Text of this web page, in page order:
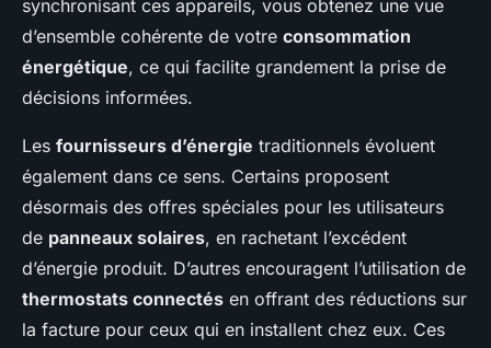
synchronisant ces appareils, vous obtenez une vue
d’ensemble cohérente de votre consommation
énergétique, ce qui facilite grandement la prise de
décisions informées.
Les fournisseurs d’énergie traditionnels évoluent
également dans ce sens. Certains proposent
désormais des offres spéciales pour les utilisateurs
de panneaux solaires, en rachetant l’excédent
d’énergie produit. D’autres encouragent l’utilisation de
thermostats connectés en offrant des réductions sur
la facture pour ceux qui en installent chez eux. Ces